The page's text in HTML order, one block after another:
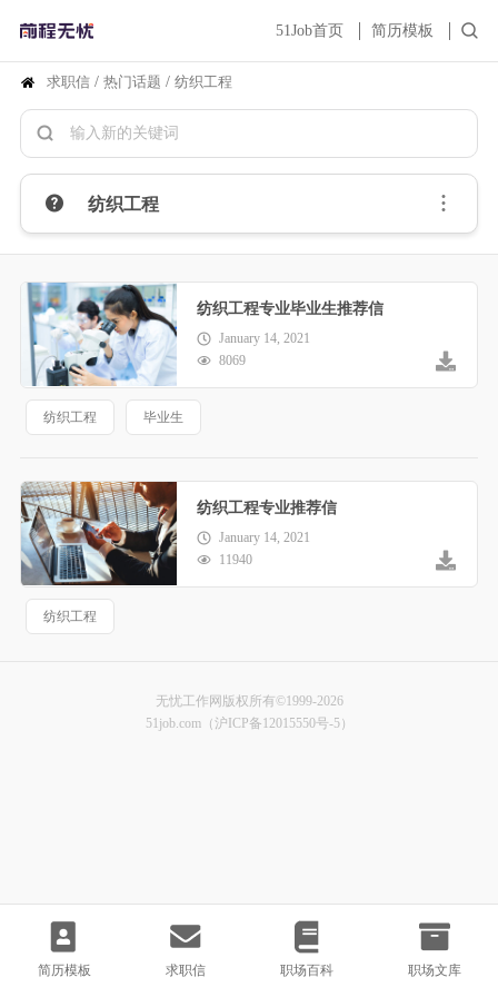
51Job首页 简历模板
简历模板 求职信 职场百科 职场文库
求职信 / 热门话题 / 纺织工程
纺织工程
纺织工程专业毕业生推荐信
January 14, 2021
8069
纺织工程 毕业生
纺织工程专业推荐信
January 14, 2021
11940
纺织工程
无忧工作网版权所有©1999-2026
51job.com（沪ICP备12015550号-5）